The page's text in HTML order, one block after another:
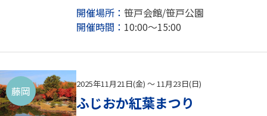
開催場所： 笹戸会館/笹戸公園
開催時間： 10:00～15:00
藤岡
2025年11月21日(金) ～ 11月23日(日)
ふじおか紅葉まつり